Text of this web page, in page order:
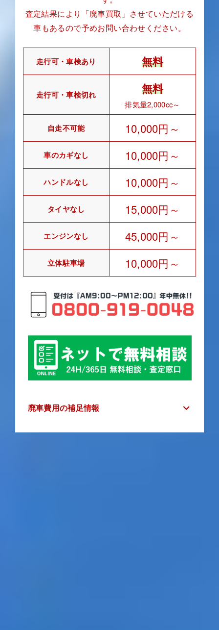
査定結果により「廃車買取」させていただける
車もあるので予めお問い合わせください。
走行可・車検あり 無料
走行可・車検切れ 無料
排気量2,000cc～
自走不可能 10,000円～
車のカギなし 10,000円～
ハンドルなし 10,000円～
タイヤなし 15,000円～
エンジンなし 45,000円～
立体駐車場 10,000円～
廃車費用の補足情報